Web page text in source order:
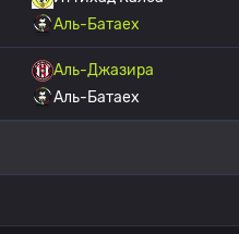
Аль-Батаех
Аль-Джазира
Аль-Батаех